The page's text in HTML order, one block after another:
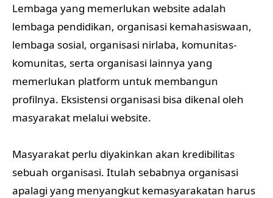
Lembaga yang memerlukan website adalah
lembaga pendidikan, organisasi kemahasiswaan,
lembaga sosial, organisasi nirlaba, komunitas-
komunitas, serta organisasi lainnya yang
memerlukan platform untuk membangun
profilnya. Eksistensi organisasi bisa dikenal oleh
masyarakat melalui website.
Masyarakat perlu diyakinkan akan kredibilitas
sebuah organisasi. Itulah sebabnya organisasi
apalagi yang menyangkut kemasyarakatan harus